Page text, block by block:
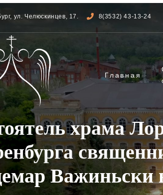
ул. Челюскинцев, 17. 8(3532) 43-13-24
Главная
храма
Важиньски